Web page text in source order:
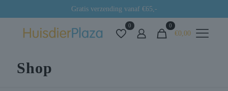
Gratis verzending vanaf €65,-
0 0
€0,00
Shop